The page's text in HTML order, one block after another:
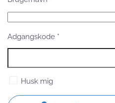
Adgangskode *
Husk mig